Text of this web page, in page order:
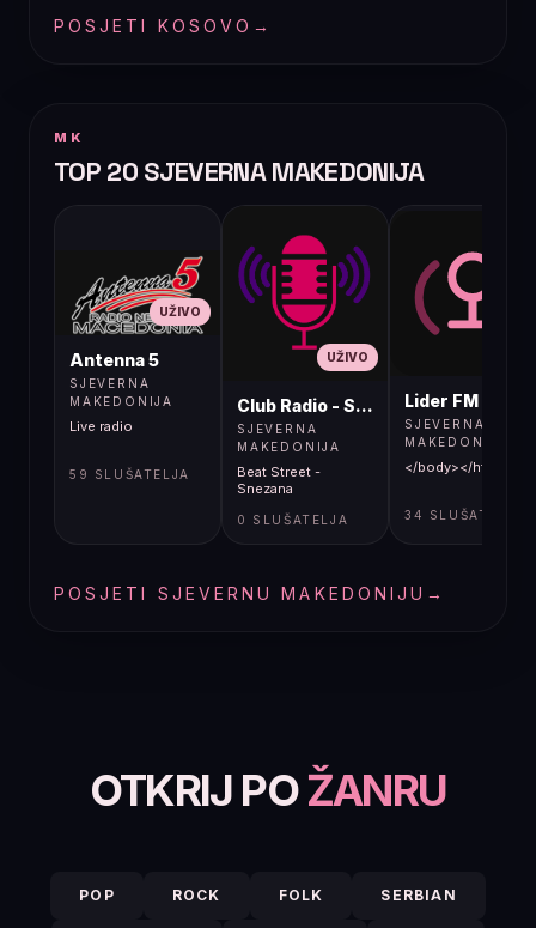
POSJETI KOSOVO →
MK
TOP 20 SJEVERNA MAKEDONIJA
UŽIVO
Antenna 5
SJEVERNA
MAKEDONIJA
Live radio
59 SLUŠATELJA
UŽIVO
Club Radio - Skopje, Mcedonia
SJEVERNA
MAKEDONIJA
Beat Street -
Snezana
0 SLUŠATELJA
Lider FM 107,4
SJEVERNA
MAKEDONIJA
</body></html>
34 SLUŠATELJA
POSJETI SJEVERNU MAKEDONIJU →
OTKRIJ POŽANRU
POP ROCK FOLK SERBIAN